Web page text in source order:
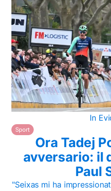
In
Sport
Ora Tadej
avversario: il
Paul
"Seixas mi ha